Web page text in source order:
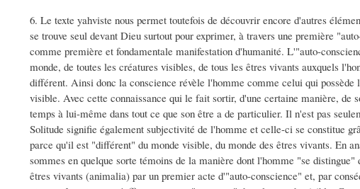
6. Le texte yahviste nous permet toutefois de découvrir encore d'autres
se trouve seul devant Dieu surtout pour exprimer, à travers une première
comme première et fondamentale manifestation d'humanité. L'"auto-
monde, de toutes les créatures visibles, de tous les êtres vivants auxquels
différent. Ainsi donc la conscience révèle l'homme comme celui qui
visible. Avec cette connaissance qui le fait sortir, d'une certaine manière, de
temps à lui-même dans tout ce que son être a de particulier. Il n'est pas
Solitude signifie également subjectivité de l'homme et celle-ci se constitue
parce qu'il est "différent" du monde visible, du monde des êtres vivants. En
sommes en quelque sorte témoins de la manière dont l'homme "se
êtres vivants (animalia) par un premier acte d'"auto-conscience" et, par